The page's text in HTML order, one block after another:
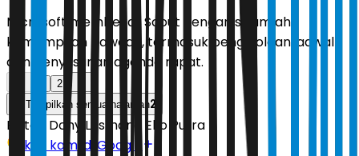
Microsoft membekali Scout dengan sejumlah
kemampuan bawaan, termasuk pengelolaan jadwal
dan penyusunan agenda rapat.
2
Tampilkan semua halaman2
Editor: Dony Lesmana Eko Putra
Ikuti kami di Google